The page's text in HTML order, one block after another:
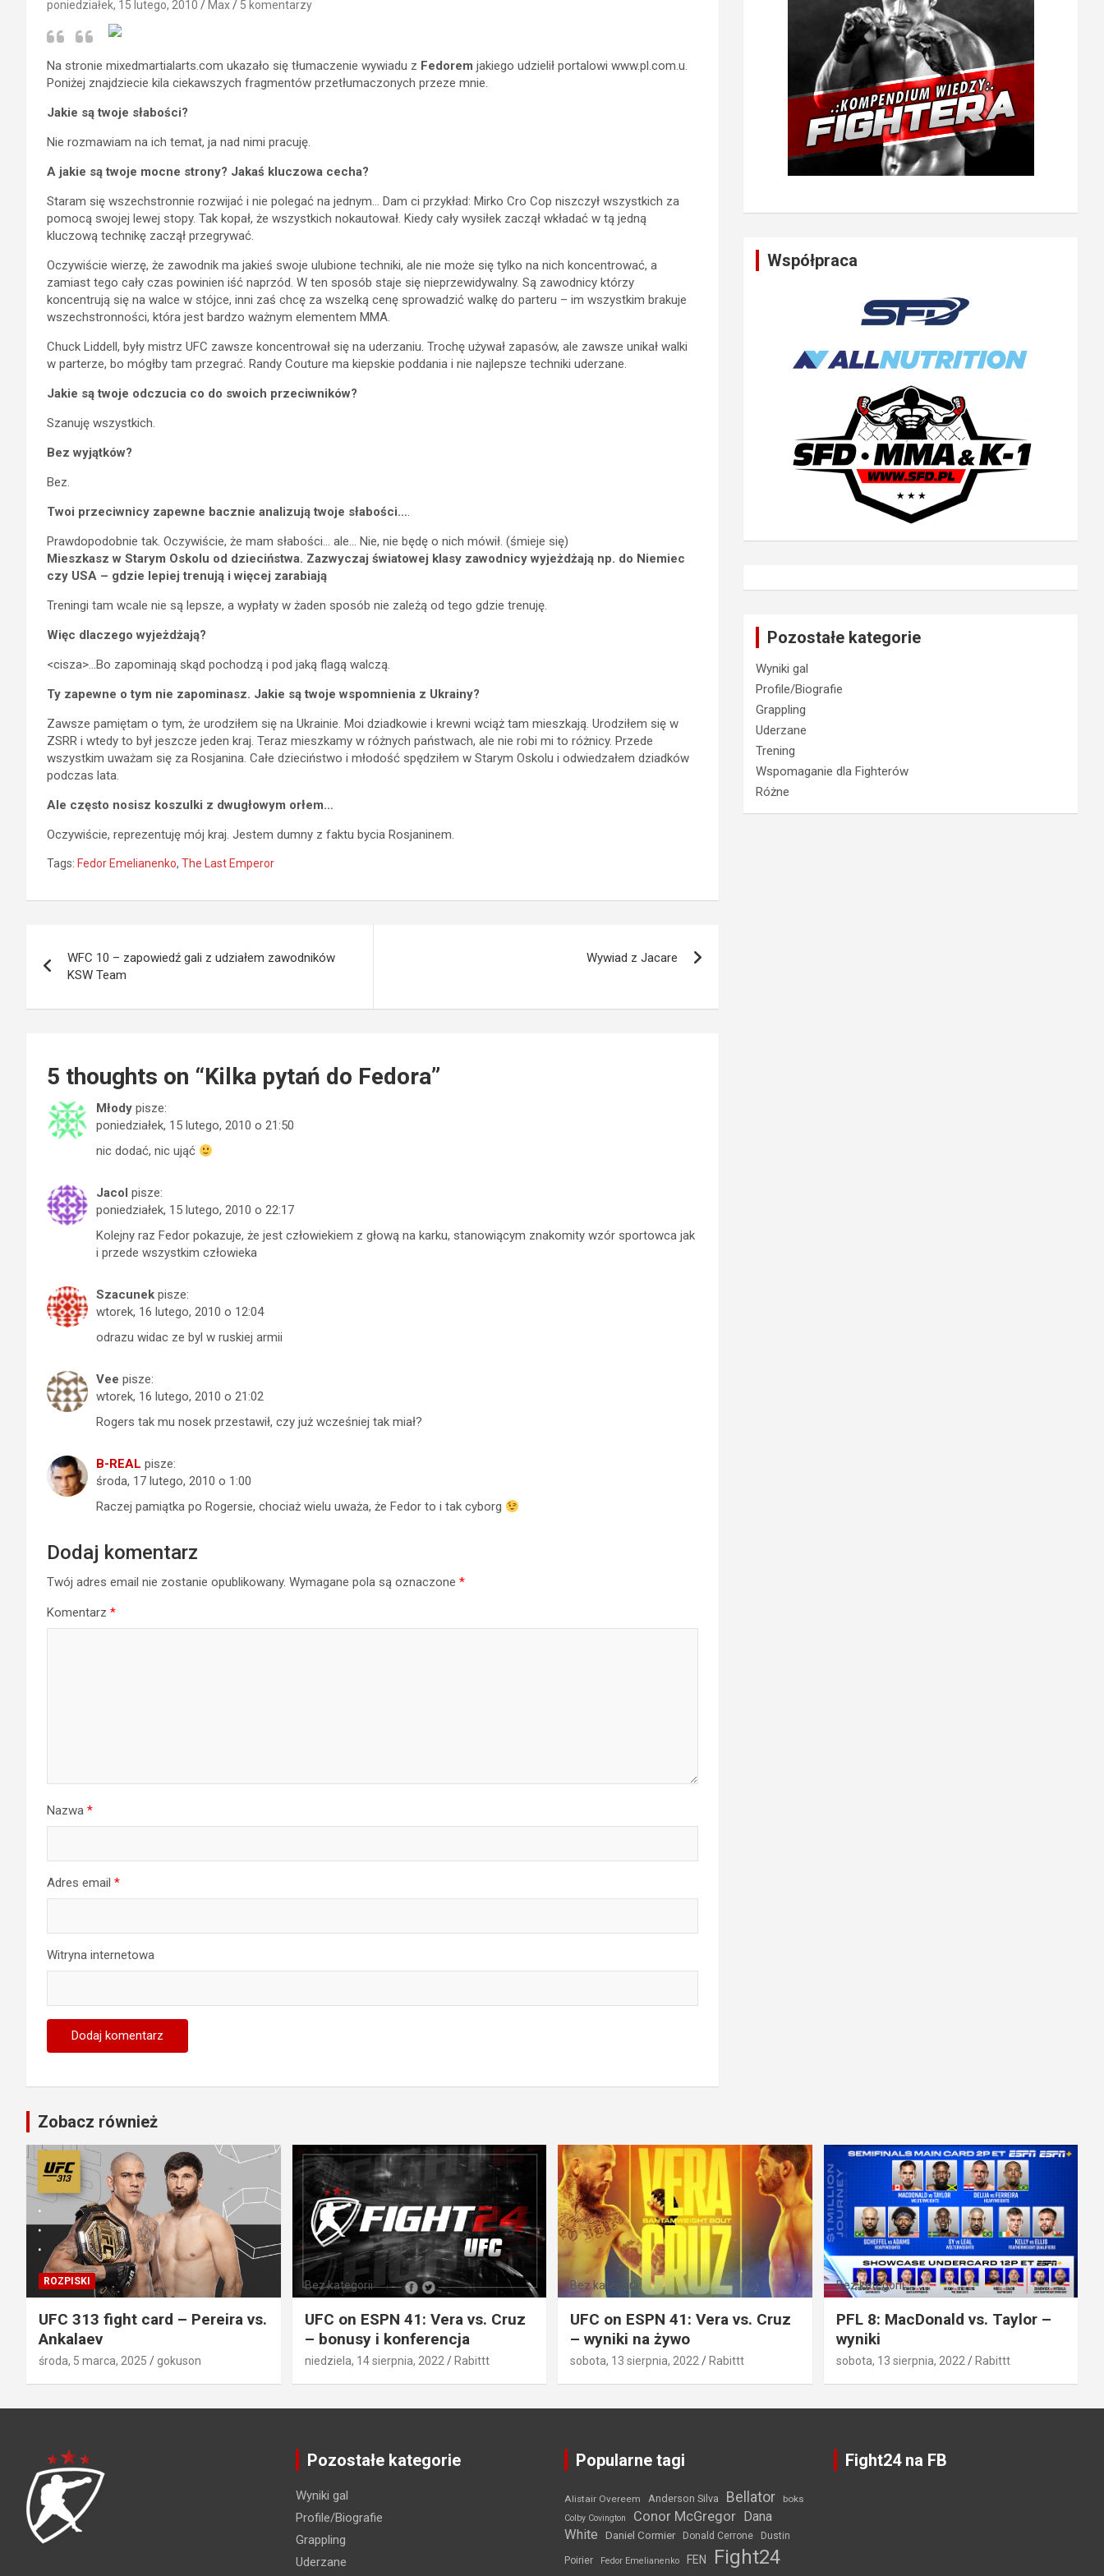
poniedziałek, 15 lutego, 2010 Max 5 komentarzy
Na stronie mixedmartialarts.com ukazało się tłumaczenie wywiadu z Fedorem jakiego udzielił portalowi www.pl.com.u.
Poniżej znajdziecie kila ciekawszych fragmentów przetłumaczonych przeze mnie.
Jakie są twoje słabości?
Nie rozmawiam na ich temat, ja nad nimi pracuję.
A jakie są twoje mocne strony? Jakaś kluczowa cecha?
Staram się wszechstronnie rozwijać i nie polegać na jednym… Dam ci przykład: Mirko Cro Cop niszczył wszystkich za
pomocą swojej lewej stopy. Tak kopał, że wszystkich nokautował. Kiedy cały wysiłek zaczął wkładać w tą jedną
kluczową technikę zaczął przegrywać.
Oczywiście wierzę, że zawodnik ma jakieś swoje ulubione techniki, ale nie może się tylko na nich koncentrować, a
zamiast tego cały czas powinien iść naprzód. W ten sposób staje się nieprzewidywalny. Są zawodnicy którzy
koncentrują się na walce w stójce, inni zaś chcę za wszelką cenę sprowadzić walkę do parteru – im wszystkim brakuje
wszechstronności, która jest bardzo ważnym elementem MMA.
Chuck Liddell, były mistrz UFC zawsze koncentrował się na uderzaniu. Trochę używał zapasów, ale zawsze unikał walki
w parterze, bo mógłby tam przegrać. Randy Couture ma kiepskie poddania i nie najlepsze techniki uderzane.
Jakie są twoje odczucia co do swoich przeciwników?
Szanuję wszystkich.
Bez wyjątków?
Bez.
Twoi przeciwnicy zapewne bacznie analizują twoje słabości….
Prawdopodobnie tak. Oczywiście, że mam słabości… ale… Nie, nie będę o nich mówił. (śmieje się)
Mieszkasz w Starym Oskolu od dzieciństwa. Zazwyczaj światowej klasy zawodnicy wyjeżdżają np. do Niemiec
czy USA – gdzie lepiej trenują i więcej zarabiają
Treningi tam wcale nie są lepsze, a wypłaty w żaden sposób nie zależą od tego gdzie trenuję.
Więc dlaczego wyjeżdżają?
<cisza>…Bo zapominają skąd pochodzą i pod jaką flagą walczą.
Ty zapewne o tym nie zapominasz. Jakie są twoje wspomnienia z Ukrainy?
Zawsze pamiętam o tym, że urodziłem się na Ukrainie. Moi dziadkowie i krewni wciąż tam mieszkają. Urodziłem się w
ZSRR i wtedy to był jeszcze jeden kraj. Teraz mieszkamy w różnych państwach, ale nie robi mi to różnicy. Przede
wszystkim uważam się za Rosjanina. Całe dzieciństwo i młodość spędziłem w Starym Oskolu i odwiedzałem dziadków
podczas lata.
Ale często nosisz koszulki z dwugłowym orłem…
Oczywiście, reprezentuję mój kraj. Jestem dumny z faktu bycia Rosjaninem.
Tags: Fedor Emelianenko, The Last Emperor
wpisu
WFC 10 – zapowiedź gali z udziałem zawodników
KSW Team
Wywiad z Jacare
5 thoughts on “Kilka pytań do Fedora”
Młody pisze:
poniedziałek, 15 lutego, 2010 o 21:50
nic dodać, nic ująć
Jacol pisze:
poniedziałek, 15 lutego, 2010 o 22:17
Kolejny raz Fedor pokazuje, że jest człowiekiem z głową na karku, stanowiącym znakomity wzór sportowca jak
i przede wszystkim człowieka
Szacunek pisze:
wtorek, 16 lutego, 2010 o 12:04
odrazu widac ze byl w ruskiej armii
Vee pisze:
wtorek, 16 lutego, 2010 o 21:02
Rogers tak mu nosek przestawił, czy już wcześniej tak miał?
B-REAL pisze:
środa, 17 lutego, 2010 o 1:00
Raczej pamiątka po Rogersie, chociaż wielu uważa, że Fedor to i tak cyborg
Dodaj komentarz
Twój adres email nie zostanie opublikowany. Wymagane pola są oznaczone *
Komentarz *
Nazwa *
Adres email *
Witryna internetowa
Współpraca
Pozostałe kategorie
Wyniki gal
Profile/Biografie
Grappling
Uderzane
Trening
Wspomaganie dla Fighterów
Różne
Zobacz również
ROZPISKI
UFC 313 fight card – Pereira vs.
Ankalaev
środa, 5 marca, 2025 gokuson
Bez kategorii
UFC on ESPN 41: Vera vs. Cruz
– bonusy i konferencja
niedziela, 14 sierpnia, 2022 Rabittt
Bez kategorii
UFC on ESPN 41: Vera vs. Cruz
– wyniki na żywo
sobota, 13 sierpnia, 2022 Rabittt
Bez kategorii
PFL 8: MacDonald vs. Taylor –
wyniki
sobota, 13 sierpnia, 2022 Rabittt
Pozostałe kategorie
Wyniki gal
Profile/Biografie
Grappling
Uderzane
Popularne tagi
Alistair Overeem Anderson Silva Bellator boks
Colby Covington Conor McGregor Dana
White
Daniel Cormier Donald Cerrone Dustin
Poirier Fedor Emelianenko FEN Fight24
Fight24 na FB